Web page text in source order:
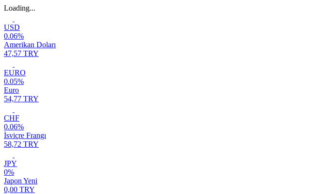
Loading...
USD
0.06%
Amerikan Doları
47,57 TRY
EURO
0.05%
Euro
54,77 TRY
CHF
0.06%
İsviçre Frangı
58,72 TRY
JPY
0%
Japon Yeni
0,00 TRY